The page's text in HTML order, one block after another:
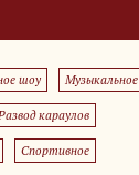
шоу Музыкальное
караулов
Спортивное